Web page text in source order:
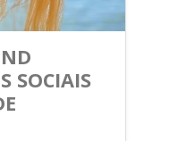
SOCIAIS